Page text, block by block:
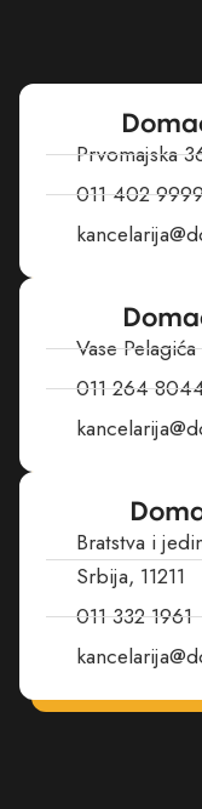
Prvomajska
011 402
Vase
011 264
Bratstva i
Srbija, 11211
011 332 1961